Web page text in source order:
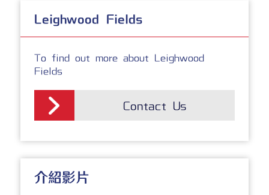
Leighwood Fields
To find out more about Leighwood
Fields
Contact Us
介紹影片